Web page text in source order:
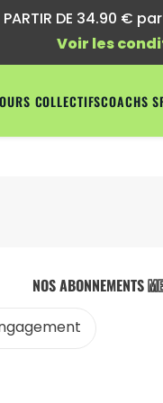
DE 34.90 €
Voir les
COLLECTIFSCOACHS
NOS ABONNEMENTS